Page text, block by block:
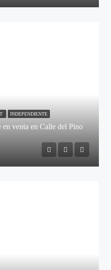
en venta en Calle del Pino
INDEPENDIENTE